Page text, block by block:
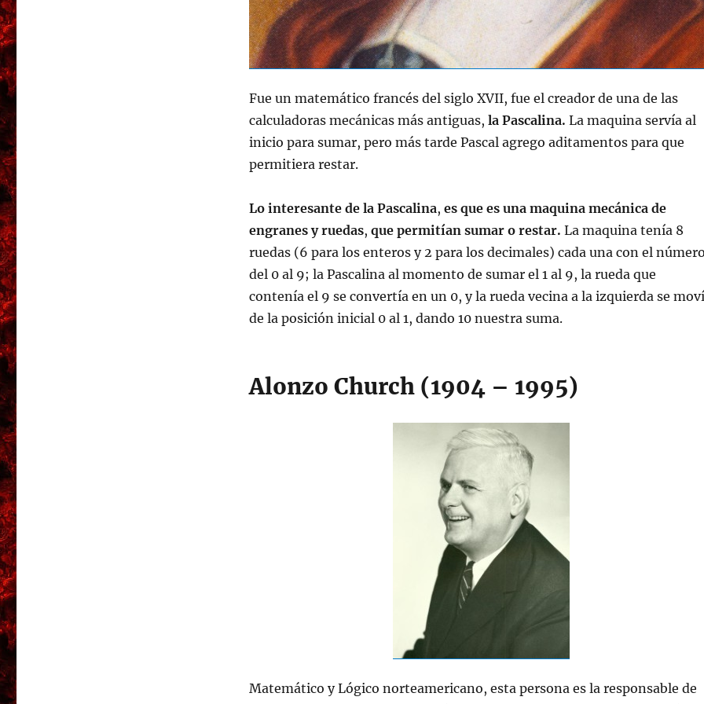
Fue un matemático francés del siglo XVII, fue el creador de una de las
calculadoras mecánicas más antiguas, la Pascalina. La maquina servía al
inicio para sumar, pero más tarde Pascal agrego aditamentos para que
permitiera restar.
Lo interesante de la Pascalina, es que es una maquina mecánica de
engranes y ruedas, que permitían sumar o restar. La maquina tenía 8
ruedas (6 para los enteros y 2 para los decimales) cada una con el
del 0 al 9; la Pascalina al momento de sumar el 1 al 9, la rueda que
contenía el 9 se convertía en un 0, y la rueda vecina a la izquierda se
de la posición inicial 0 al 1, dando 10 nuestra suma.
Alonzo Church (1904 – 1995)
Matemático y Lógico norteamericano, esta persona es la responsable de